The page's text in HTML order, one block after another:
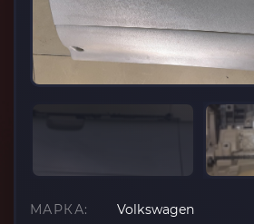
МАРКА:
Volkswagen